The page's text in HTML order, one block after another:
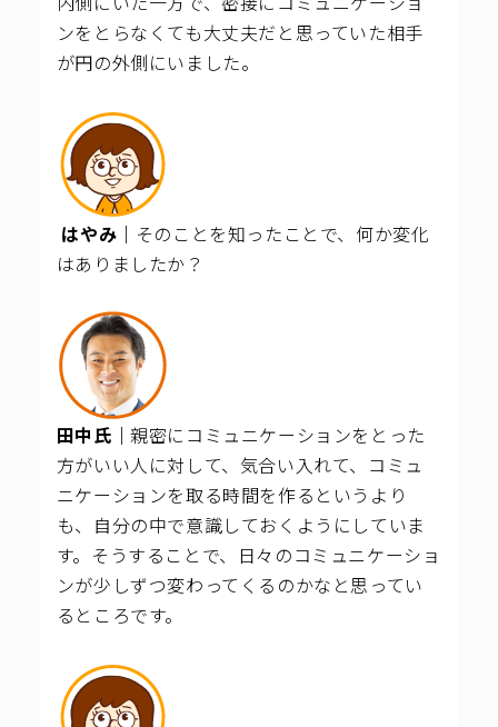
ンをとらなくても大丈夫だと思っていた相手
が円の外側にいました。
はやみ｜ そのことを知ったことで、何か変化
はありましたか？
田中氏｜親密にコミュニケーションをとった
方がいい人に対して、気合い入れて、コミュ
ニケーションを取る時間を作るというより
も、自分の中で意識しておくようにしていま
す。そうすることで、日々のコミュニケーショ
ンが少しずつ変わってくるのかなと思ってい
るところです。